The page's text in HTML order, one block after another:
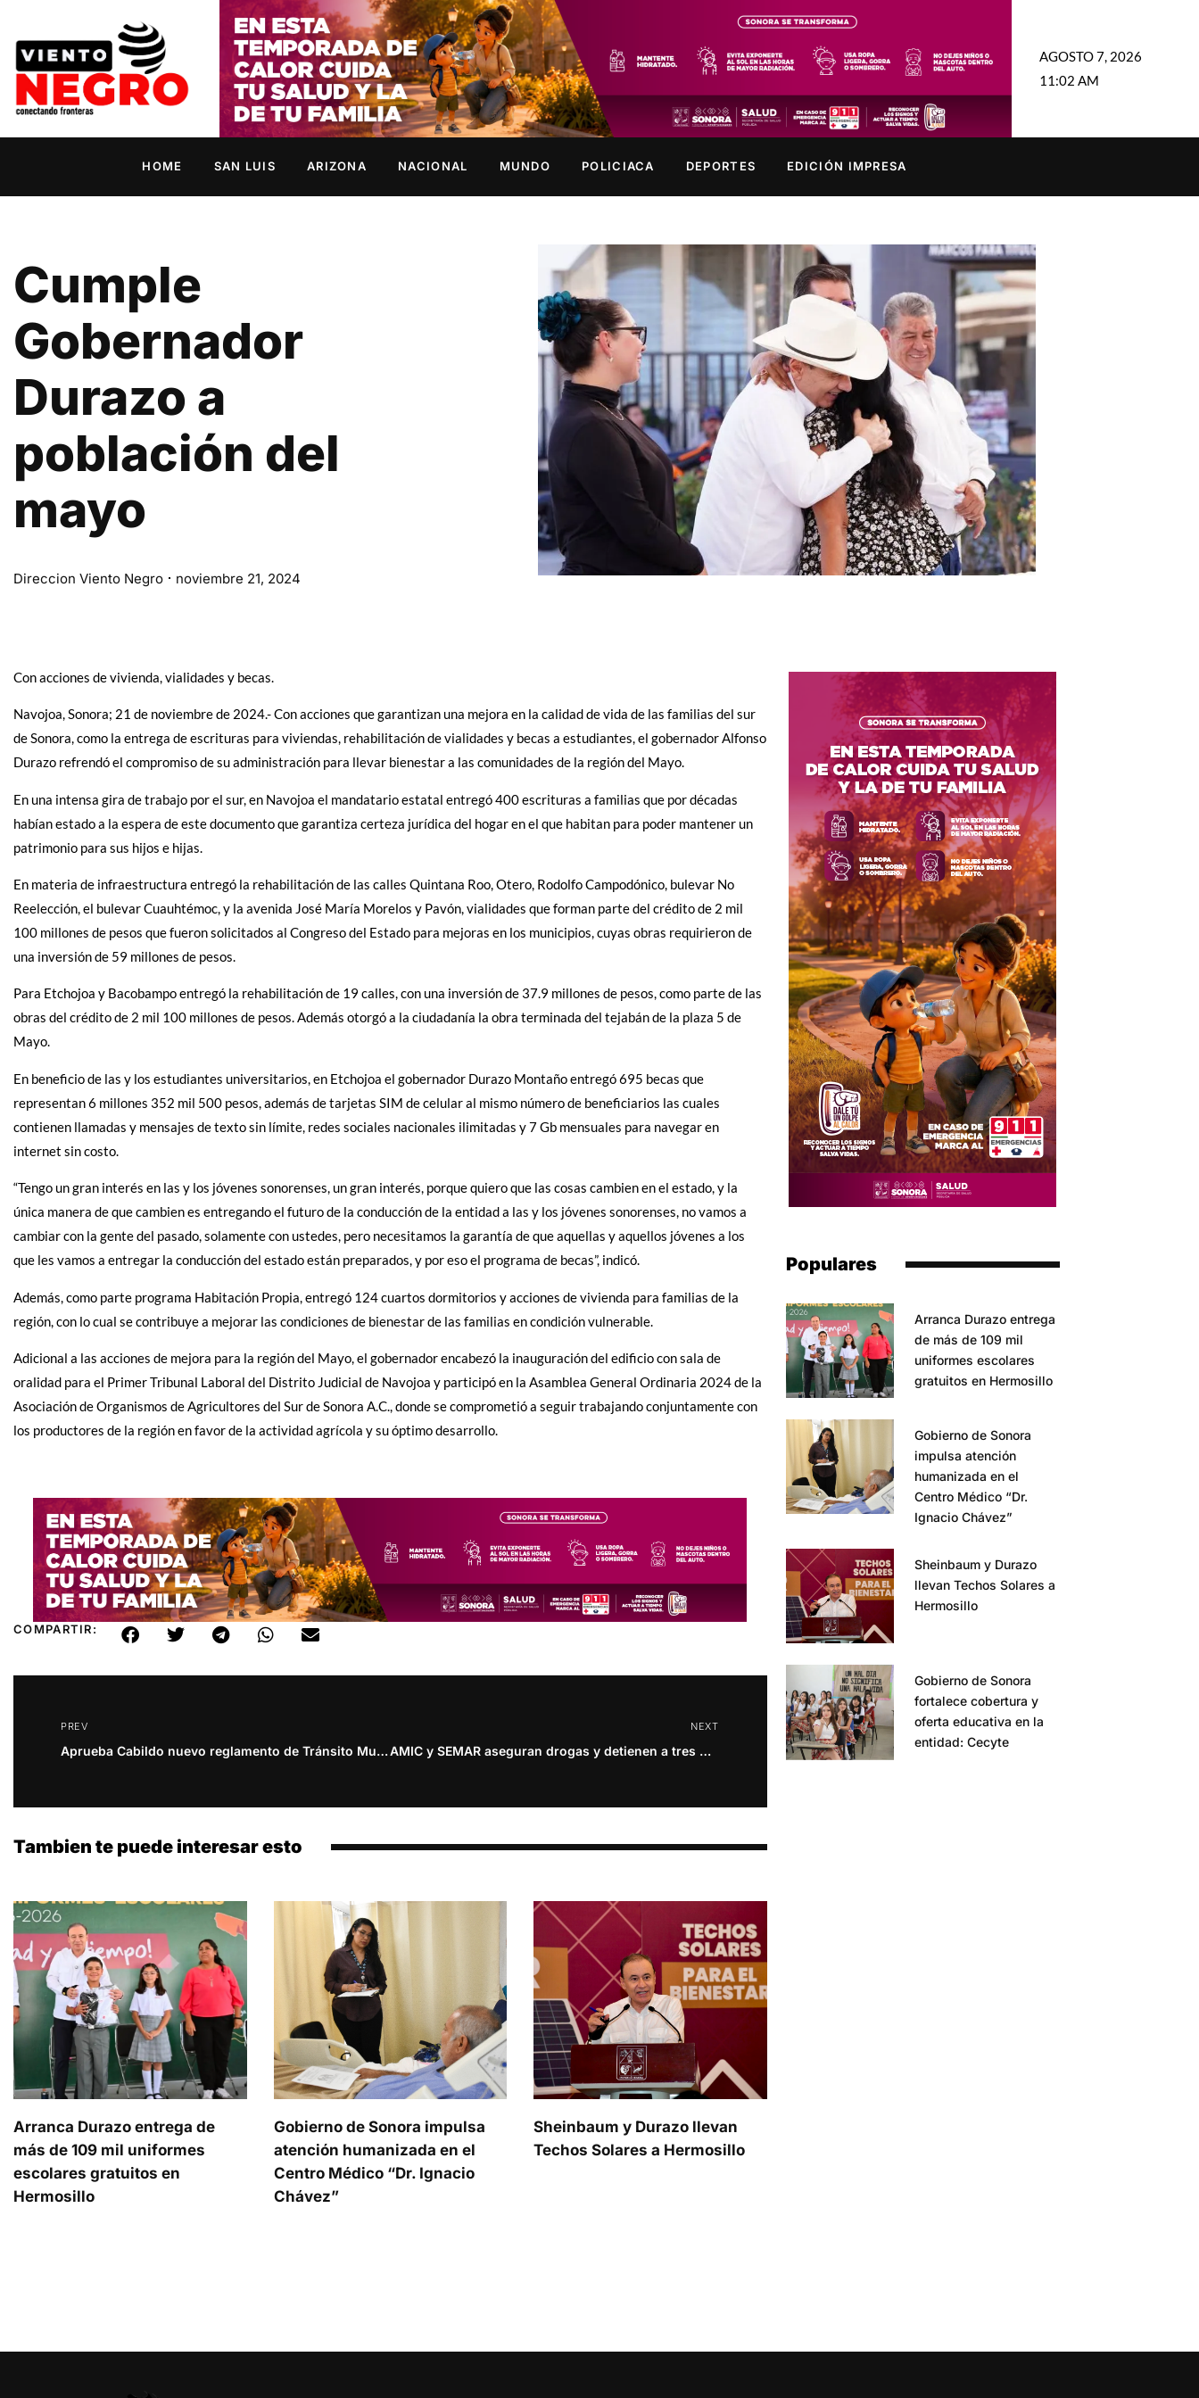
AGOSTO 7, 2026
11:02 AM
HOME SAN LUIS ARIZONA NACIONAL MUNDO POLICIACA DEPORTES EDICIÓN IMPRESA
Cumple
Gobernador
Durazo a
población del
mayo
Direccion Viento Negro noviembre 21, 2024
Con acciones de vivienda, vialidades y becas.
Navojoa, Sonora; 21 de noviembre de 2024.- Con acciones que garantizan una mejora en la calidad de vida de las familias del sur
de Sonora, como la entrega de escrituras para viviendas, rehabilitación de vialidades y becas a estudiantes, el gobernador Alfonso
Durazo refrendó el compromiso de su administración para llevar bienestar a las comunidades de la región del Mayo.
En una intensa gira de trabajo por el sur, en Navojoa el mandatario estatal entregó 400 escrituras a familias que por décadas
habían estado a la espera de este documento que garantiza certeza jurídica del hogar en el que habitan para poder mantener un
patrimonio para sus hijos e hijas.
En materia de infraestructura entregó la rehabilitación de las calles Quintana Roo, Otero, Rodolfo Campodónico, bulevar No
Reelección, el bulevar Cuauhtémoc, y la avenida José María Morelos y Pavón, vialidades que forman parte del crédito de 2 mil
100 millones de pesos que fueron solicitados al Congreso del Estado para mejoras en los municipios, cuyas obras requirieron de
una inversión de 59 millones de pesos.
Para Etchojoa y Bacobampo entregó la rehabilitación de 19 calles, con una inversión de 37.9 millones de pesos, como parte de las
obras del crédito de 2 mil 100 millones de pesos. Además otorgó a la ciudadanía la obra terminada del tejabán de la plaza 5 de
Mayo.
En beneficio de las y los estudiantes universitarios, en Etchojoa el gobernador Durazo Montaño entregó 695 becas que
representan 6 millones 352 mil 500 pesos, además de tarjetas SIM de celular al mismo número de beneficiarios las cuales
contienen llamadas y mensajes de texto sin límite, redes sociales nacionales ilimitadas y 7 Gb mensuales para navegar en
internet sin costo.
“Tengo un gran interés en las y los jóvenes sonorenses, un gran interés, porque quiero que las cosas cambien en el estado, y la
única manera de que cambien es entregando el futuro de la conducción de la entidad a las y los jóvenes sonorenses, no vamos a
cambiar con la gente del pasado, solamente con ustedes, pero necesitamos la garantía de que aquellas y aquellos jóvenes a los
que les vamos a entregar la conducción del estado están preparados, y por eso el programa de becas”, indicó.
Además, como parte programa Habitación Propia, entregó 124 cuartos dormitorios y acciones de vivienda para familias de la
región, con lo cual se contribuye a mejorar las condiciones de bienestar de las familias en condición vulnerable.
Adicional a las acciones de mejora para la región del Mayo, el gobernador encabezó la inauguración del edificio con sala de
oralidad para el Primer Tribunal Laboral del Distrito Judicial de Navojoa y participó en la Asamblea General Ordinaria 2024 de la
Asociación de Organismos de Agricultores del Sur de Sonora A.C., donde se comprometió a seguir trabajando conjuntamente con
los productores de la región en favor de la actividad agrícola y su óptimo desarrollo.
COMPARTIR:
PREV
Aprueba Cabildo nuevo reglamento de Tránsito Municipal
NEXT
AMIC y SEMAR aseguran drogas y detienen a tres personas en SLRC
Tambien te puede interesar esto
Arranca Durazo entrega de
más de 109 mil uniformes
escolares gratuitos en
Hermosillo
Gobierno de Sonora impulsa
atención humanizada en el
Centro Médico “Dr. Ignacio
Chávez”
Sheinbaum y Durazo llevan
Techos Solares a Hermosillo
Populares
Arranca Durazo entrega
de más de 109 mil
uniformes escolares
gratuitos en Hermosillo
Gobierno de Sonora
impulsa atención
humanizada en el
Centro Médico “Dr.
Ignacio Chávez”
Sheinbaum y Durazo
llevan Techos Solares a
Hermosillo
Gobierno de Sonora
fortalece cobertura y
oferta educativa en la
entidad: Cecyte